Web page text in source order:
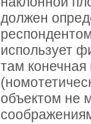
должен
использует
там
объектом не